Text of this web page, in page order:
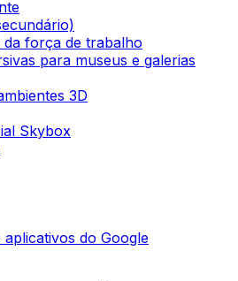
da força de trabalho
para museus e galerias
3D
Skybox
aplicativos do Google